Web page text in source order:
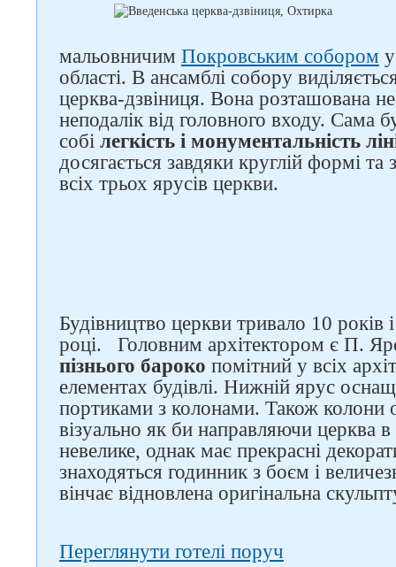
мальовничим Покровським собором
області. В ансамблі собору
церква-дзвіниця. Вона розташована
неподалік від головного входу. Сама
собі легкість і монументальність
досягається завдяки круглій формі
всіх трьох ярусів церкви.
Будівництво церкви тривало 10 років
році.
Головним архітектором є П.
пізнього бароко помітний у всіх
елементах будівлі. Нижній ярус
портиками з колонами. Також колони
візуально як би направляючи церква
невелике, однак має прекрасні
знаходяться годинник з боєм і
вінчає відновлена ​​оригінальна
Переглянути готелі поруч
Слідкуйте за нами в
соцмережах